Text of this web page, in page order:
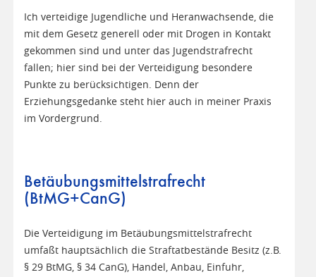
Ich verteidige Jugendliche und Heranwachsende, die
mit dem Gesetz generell oder mit Drogen in Kontakt
gekommen sind und unter das Jugendstrafrecht
fallen; hier sind bei der Verteidigung besondere
Punkte zu berücksichtigen. Denn der
Erziehungsgedanke steht hier auch in meiner Praxis
im Vordergrund.
Betäubungsmittelstrafrecht
(BtMG+CanG)
Die Verteidigung im Betäubungsmittelstrafrecht
umfaßt hauptsächlich die Straftatbestände Besitz (z.B.
§ 29 BtMG, § 34 CanG), Handel, Anbau, Einfuhr,